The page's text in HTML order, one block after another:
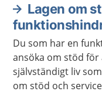
Lagen om
Du som har en
ansöka om stöd
självständigt liv
om stöd och